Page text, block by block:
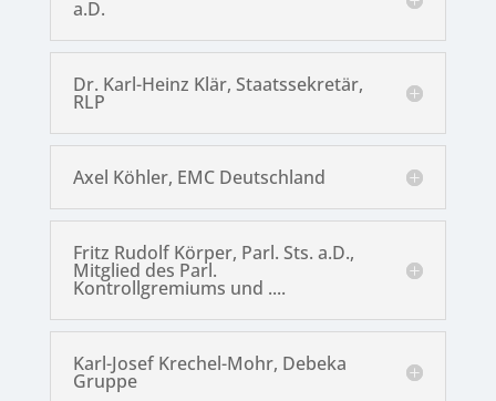
a.D.
Dr. Karl-Heinz Klär, Staatssekretär,
RLP
Axel Köhler, EMC Deutschland
Fritz Rudolf Körper, Parl. Sts. a.D.,
Mitglied des Parl.
Kontrollgremiums und ....
Karl-Josef Krechel-Mohr, Debeka
Gruppe